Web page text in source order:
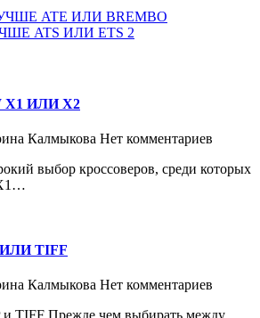
ATE ИЛИ BREMBO
ATS ИЛИ ETS 2
ИЛИ X2
Калмыкова Нет комментариев
выбор кроссоверов, среди которых
TIFF
Калмыкова Нет комментариев